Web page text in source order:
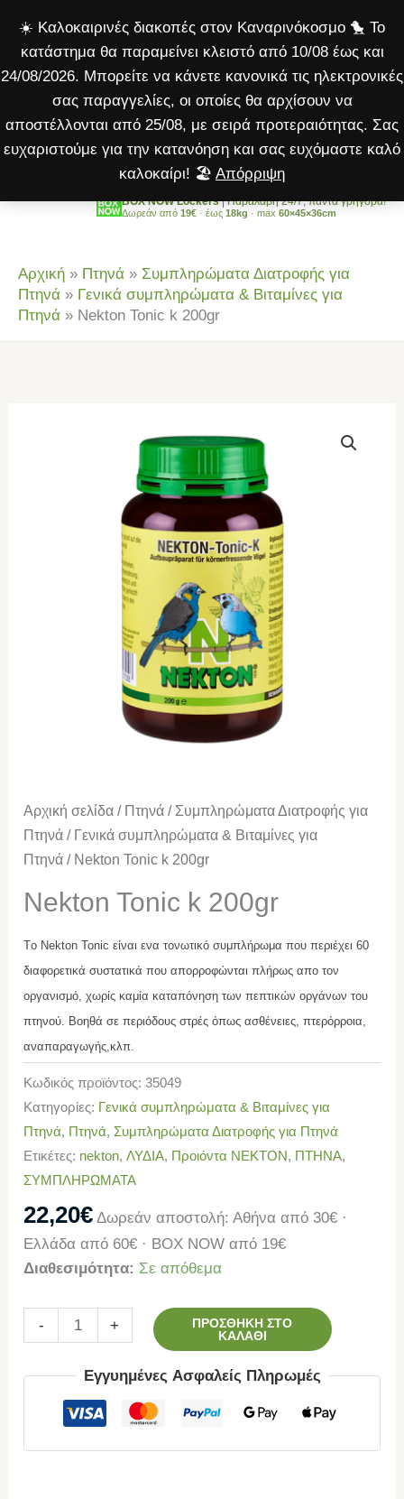
☀️ Καλοκαιρινές διακοπές στον Καναρινόκοσμο 🐤 Το
κατάστημα θα παραμείνει κλειστό από 10/08 έως και
24/08/2026. Μπορείτε να κάνετε κανονικά τις ηλεκτρονικές
σας παραγγελίες, οι οποίες θα αρχίσουν να
αποστέλλονται από 25/08, με σειρά προτεραιότητας. Σας
ευχαριστούμε για την κατανόηση και σας ευχόμαστε καλό
καλοκαίρι! 🏖️ Απόρριψη
στο
περιεχόμενο
BOX NOW Lockers| Παραλαβή 24/7, πάντα γρήγορα!
Δωρεάν από 19€ · έως 18kg · max 60×45×36cm
Αρχική » Πτηνά » Συμπληρώματα Διατροφής για
Πτηνά » Γενικά συμπληρώματα & Βιταμίνες για
Πτηνά » Nekton Tonic k 200gr
Αρχική σελίδα / Πτηνά / Συμπληρώματα Διατροφής για
Πτηνά / Γενικά συμπληρώματα & Βιταμίνες για
Πτηνά / Nekton Tonic k 200gr
Nekton Tonic k 200gr
Τo Νekton Tonicείναι ενα τονωτικό συμπλήρωμα που περιέχει 60
διαφορετικά συστατικά που απορροφώνται πλήρως απο τον
οργανισμό, χωρίς καμία καταπόνηση των πεπτικών οργάνων του
πτηνού. Βοηθά σε περιόδους στρές όπως ασθένειες, πτερόρροια,
αναπαραγωγής,κλπ.
Κωδικός προϊόντος:35049
Κατηγορίες: Γενικά συμπληρώματα & Βιταμίνες για
Πτηνά, Πτηνά, Συμπληρώματα Διατροφής για Πτηνά
Ετικέτες: nekton,ΛΥΔΙΑ, Προιόντα NEKTON, ΠΤΗΝΑ,
ΣΥΜΠΛΗΡΩΜΑΤΑ
22,20€ Δωρεάν αποστολή: Αθήνα από 30€ ·
Ελλάδα από 60€ · BOX NOW από 19€
Διαθεσιμότητα: Σε απόθεμα
- +
ΠΡΟΣΘΉΚΗ ΣΤΟ
ΚΑΛΆΘΙ
Εγγυημένες Ασφαλείς Πληρωμές
200gr
ποσότητα